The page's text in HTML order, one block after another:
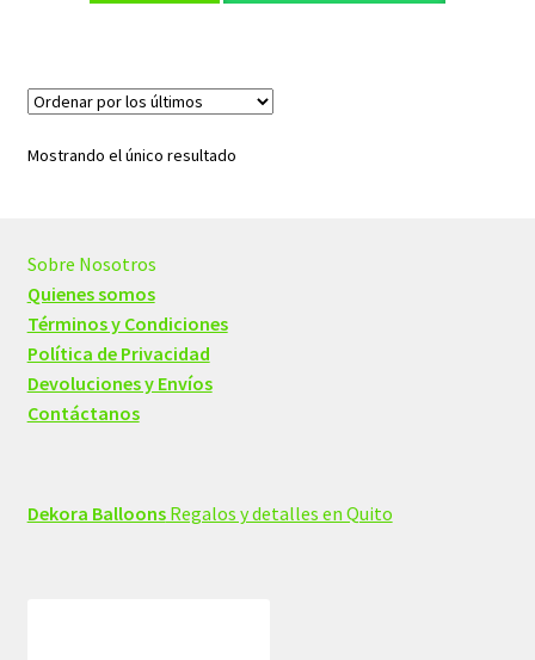
Mostrando el único resultado
Sobre Nosotros
Quienes somos
Términos y Condiciones
Política de Privacidad
Devoluciones y Envíos
Contáctanos
Dekora BalloonsRegalos y detalles en Quito